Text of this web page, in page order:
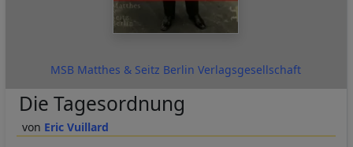
MSB Matthes & Seitz Berlin Verlagsgesellschaft
Eric Vuillard
Die Tagesordnung